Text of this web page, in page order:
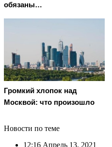
обязаны…
Громкий хлопок над
Москвой: что произошло
Новости по теме
12:16 Апрель 13, 2021